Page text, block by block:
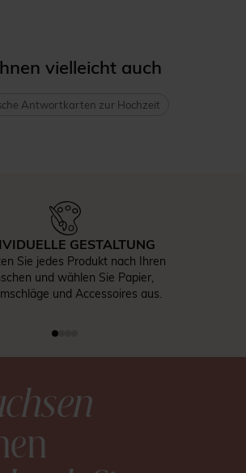
vielleicht auch
Antwortkarten zur Hochzeit
GESTALTUNG
Sie jedes Produkt nach Ihren
und wählen Sie Papier,
und Accessoires aus.